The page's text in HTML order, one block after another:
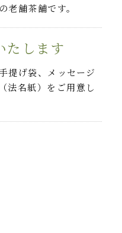
老舗茶舗です。
たします
提げ袋、メッセージ
法名紙）をご用意し